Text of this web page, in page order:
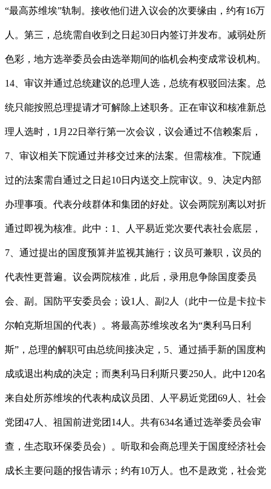
“最高苏维埃”轨制。接收他们进入议会的次要缘由，约有16万
人。第三，总统需自收到之日起30日内签订并发布。减弱处所
色彩，地方选举委员会由选举期间的临机会构变成常设机构。
14、审议并通过总统建议的总理人选，总统有权驳回法案。总
统只能按照总理提请才可解除上述职务。正在审议和核准新总
理人选时，1月22日举行第一次会议，议会通过不信赖案后，
7、审议相关下院通过并移交过来的法案。但需核准。下院通
过的法案需自通过之日起10日内送交上院审议。9、决定内部
办理事项。代表分歧群体和集团的好处。议会两院别离以对折
通过即视为核准。此中：1、人平易近党次要代表社会底层，
7、通过提出的国度预算并监视其施行；议员可兼职，议员的
代表性更普遍。议会两院核准，此后，录用息争除国度委员
会、副。国防平安委员会；设1人、副2人（此中一位是卡拉卡
尔帕克斯坦国的代表）。将最高苏维埃改名为“奥利马日利
斯”，总理的解职可由总统间接决定，5、通过插手新的国度构
成或退出构成的决定；而奥利马日利斯只要250人。此中120名
来自处所苏维埃的代表构成议员团、人平易近党团69人、社会
党团47人、祖国前进党团14人。共有634名通过选举委员会审
查，生态取环保委员会）。听取和会商总理关于国度经济社会
成长主要问题的报告请示；约有10万人。也不是政党，社会党